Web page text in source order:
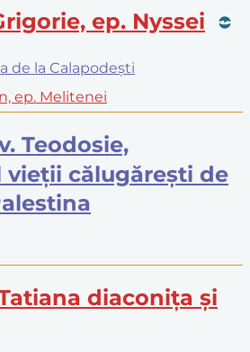
ep. Nyssei
de la Calapodești
ep. Melitenei
Teodosie,
călugărești de
diaconița și